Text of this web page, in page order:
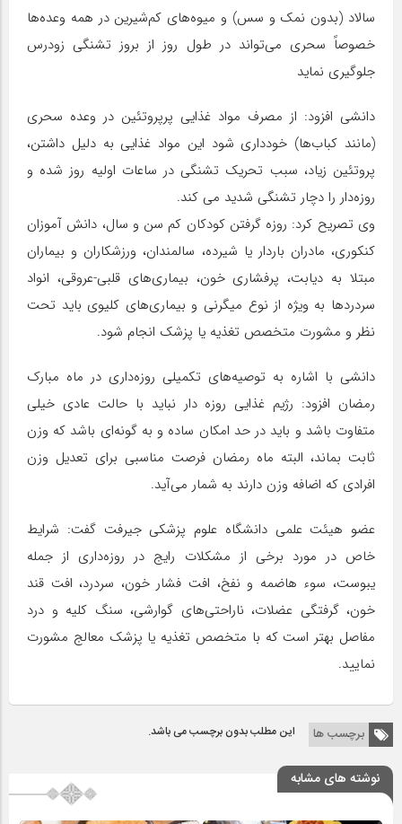
سالاد (بدون نمک و سس) و میوه‌های کم‌شیرین در همه وعده‌ها
خصوصاً‌ سحری می‌تواند در طول روز از بروز تشنگی زودرس
جلوگیری نماید
دانشی افزود: از مصرف مواد غذایی پرپروتئین در وعده سحری
(مانند کباب‌ها) خودداری شود این مواد غذایی به دلیل داشتن،
پروتئین زیاد، سبب تحریک تشنگی در ساعات اولیه‌ روز شده و
روزه‌دار را دچار تشنگی شدید می کند.
وی تصریح کرد: روزه گرفتن کودکان کم سن و سال، دانش آموزان
کنکوری، مادران باردار یا شیرده، سالمندان، ورزشکاران و بیماران
مبتلا به دیابت، پرفشاری خون، بیماری‌های قلبی-عروقی، انواد
سردردها به ویژه از نوع میگرنی و بیماری‌های کلیوی باید تحت
نظر و مشورت متخصص تغذیه یا پزشک انجام شود.
دانشی با اشاره به توصیه‌های تکمیلی روزه‌داری در ماه مبارک
رمضان افزود: رژیم غذایی روزه دار نباید با حالت عادی خیلی
متفاوت باشد و باید در حد امکان ساده و به گونه‌ای باشد که وزن
ثابت بماند، البته ماه رمضان فرصت مناسبی برای تعدیل وزن
افرادی که اضافه وزن دارند به شمار می‌آید.
عضو هیئت علمی دانشگاه علوم پزشکی جیرفت گفت: شرایط
خاص در مورد برخی از مشکلات رایج در روزه‌داری از جمله
یبوست، سوء هاضمه و نفخ، افت فشار خون، سردرد، افت قند
خون، گرفتگی عضلات، ناراحتی‌های گوارشی، سنگ کلیه و درد
مفاصل بهتر است که با متخصص تغذیه یا پزشک معالج مشورت
نمایید.
برچسب ها این مطلب بدون برچسب می باشد.
نوشته های مشابه